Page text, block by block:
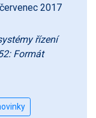
2017
řízení
Formát